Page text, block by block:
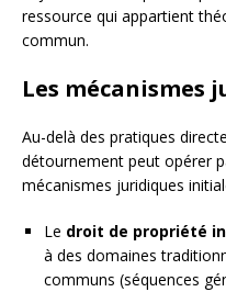
ressource qui appartient
commun.
Les mécanismes
Au-delà des pratiques
détournement peut opérer
mécanismes juridiques
Le droit de propriété
à des domaines
communs (séquences